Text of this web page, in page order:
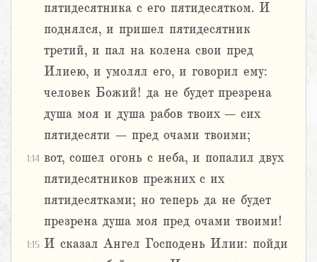
пятидесятника с его пятидесятком. И
поднялся, и пришел пятидесятник
третий, и пал на колена свои пред
Илиею, и умолял его, и говорил ему:
человек Божий! да не будет презрена
душа моя и душа рабов твоих – сих
пятидесяти – пред очами твоими;
1:14 вот, сошел огонь с неба, и попалил двух
пятидесятников прежних с их
пятидесятками; но теперь да не будет
презрена душа моя пред очами твоими!
1:15 И сказал Ангел Господень Илии: пойди